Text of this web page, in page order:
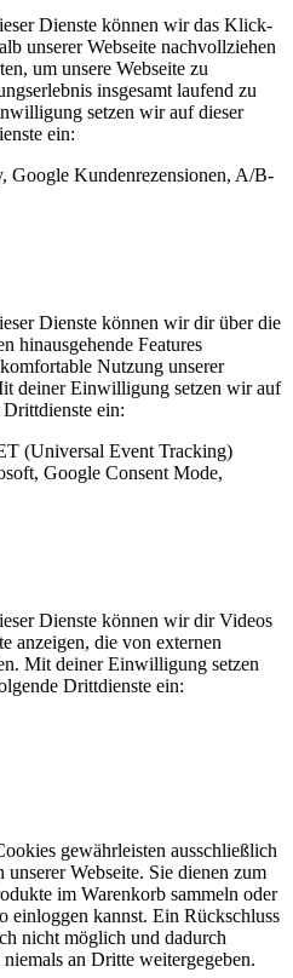
Dienste können wir das Klick-
unserer Webseite nachvollziehen
um unsere Webseite zu
insgesamt laufend zu
setzen wir auf dieser
ein:
Google Kundenrezensionen, A/B-
Dienste können wir dir über die
hinausgehende Features
Nutzung unserer
deiner Einwilligung setzen wir auf
ein:
(Universal Event Tracking)
Google Consent Mode,
Dienste können wir dir Videos
anzeigen, die von externen
Mit deiner Einwilligung setzen
Drittdienste ein:
gewährleisten ausschließlich
Webseite. Sie dienen zum
im Warenkorb sammeln oder
einloggen kannst. Ein Rückschluss
nicht möglich und dadurch
an Dritte weitergegeben.